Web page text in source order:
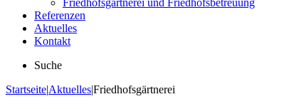
Friedhofsgärtnerei und Friedhofsbetreuung
Referenzen
Aktuelles
Kontakt
Suche
Startseite|Aktuelles|Friedhofsgärtnerei